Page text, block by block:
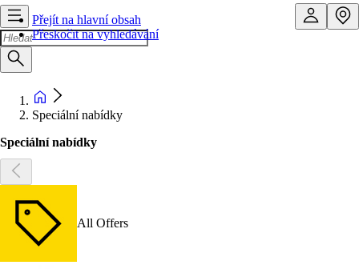
Přejít na hlavní obsah
Přeskočit na vyhledávání
Speciální nabídky
Speciální nabídky
All Offers